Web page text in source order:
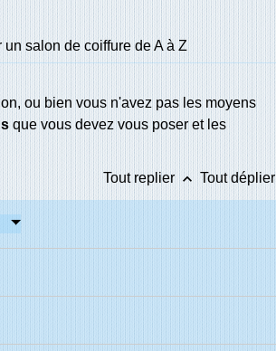
un salon de coiffure de A à Z
ou bien vous n'avez pas les moyens
que vous devez vous poser et les
Tout replier keyboard_arrow_up Tout déplier